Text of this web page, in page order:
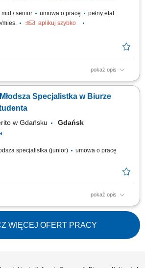
/ senior umowa o pracę
pełny etat
mies.
aplikuj szybko
pokaż opis
pism procesowych, postanowień, zarządzeń
postępowań egzekucyjnych, kontakt
pełnomocnikami, sądami, organami
Młodsza Specjalistka w Biurze
w Gdańsku
Gdańsk
specjalistka (junior)
umowa o pracę
pokaż opis
przebiegu studiów oraz dokumentacji z nim
studenckich i seminaryjnych oraz
studiów; Generowanie protokołów
podań oraz rozliczanie sesji egzaminacyjnych;
oraz...
WIĘCEJ OFERT PRACY